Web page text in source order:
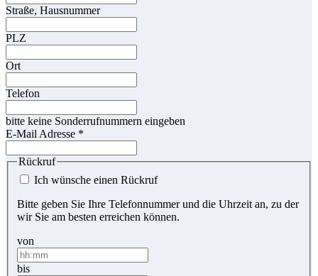
Straße, Hausnummer
PLZ
Ort
Telefon
bitte keine Sonderrufnummern eingeben
E-Mail Adresse *
Rückruf
Ich wünsche einen Rückruf
Bitte geben Sie Ihre Telefonnummer und die Uhrzeit an, zu der
wir Sie am besten erreichen können.
von
bis